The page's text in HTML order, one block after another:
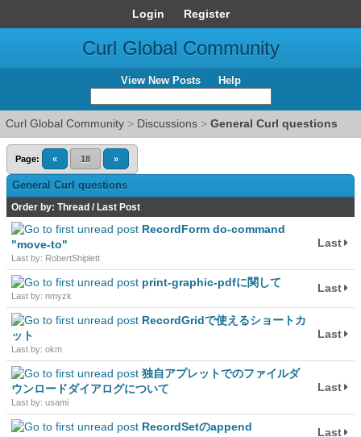
Login Register
Curl Global Community
View New Posts Help
Curl Global Community > Discussions > General Curl questions
Page: « 18 »
General Curl questions
Order by: Thread / Last Post
RecordForm do-command
"move-to"
Last by: RobertShiplett
Last
print-graphic-pdfに関して
Last by: nmyzk
Last
RecordGridで使えるショートカ
ット
Last by: okm
Last
独自アプレットでのファイルダ
ウンロードダイアログについて
Last by: usami
Last
RecordSetのappend Last